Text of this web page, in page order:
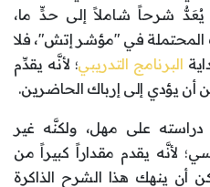
يُعَدُّ شرحاً شاملاً إلى حدٍّ ما،
في "مؤشر إتش"، فلا
البرنامج التدريبي؛ لأنَّه يقدِّم
أن يؤدي إلى إرباك الحاضرين.
دراسته على مهل، ولكنَّه غير
لأنَّه يقدم مقداراً كبيراً من
أن ينهك هذا الشرح الذاكرة